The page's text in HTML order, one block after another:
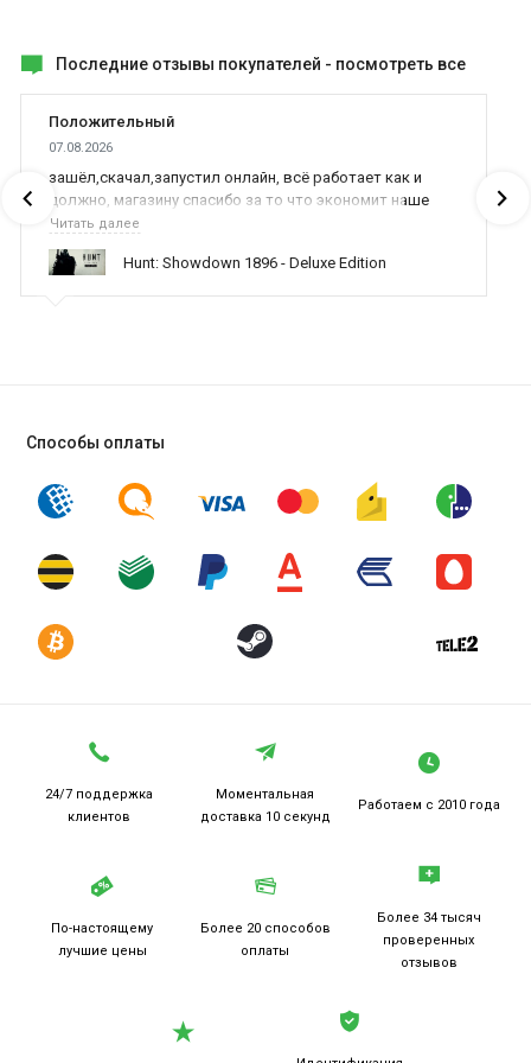
Последние отзывы покупателей - посмотреть все
Положительный
07.08.2026
зашёл,скачал,запустил онлайн, всё работает как и
должно, магазину спасибо за то что экономит наше
время,нервы и деньги, ребята вы красава оказываете
поддержку населению и походу из всех только вы и
оказываете помощь
Читать далее
Hunt: Showdown 1896 - Deluxe Edition
Способы оплаты
24/7 поддержка
клиентов
Моментальная
доставка 10 секунд
Работаем с 2010 года
По-настоящему
лучшие цены
Более 20 способов
оплаты
Более 34 тысяч
проверенных
отзывов